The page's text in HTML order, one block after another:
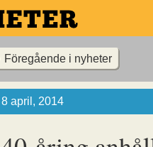
Föregående i nyheter
8 april, 2014